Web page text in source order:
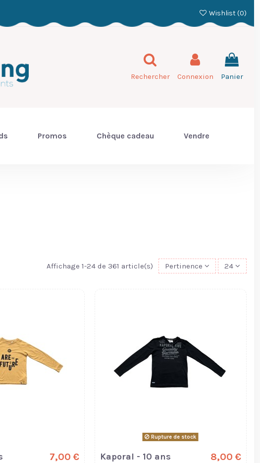
Wishlist (0)
Rechercher Connexion Panier
Promos Chèque cadeau Vendre
Affichage 1-24 de 361 article(s) Pertinence 24
7,00 €
Rupture de stock
Kaporal - 10 ans 8,00 €